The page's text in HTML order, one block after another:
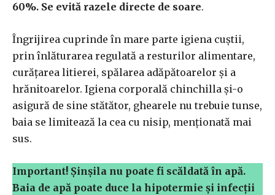
60%. Se evită razele directe de soare.
Îngrijirea cuprinde în mare parte igiena cuștii,
prin înlăturarea regulată a resturilor alimentare,
curățarea litierei, spălarea adăpătoarelor și a
hrănitoarelor. Igiena corporală chinchilla și-o
asigură de sine stătător, ghearele nu trebuie tunse,
baia se limitează la cea cu nisip, menționată mai
sus.
Important! Șinșila nu poate fi scăldată în apă.
Baia de apă poate duce la hipotermie și infecții